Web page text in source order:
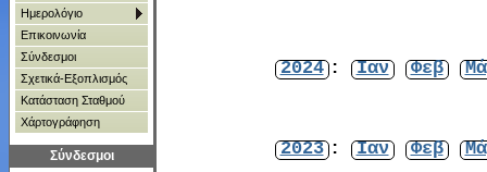
Ημερολόγιο
Επικοινωνία
Σύνδεσμοι
Σχετικά-Εξοπλισμός
Κατάσταση Σταθμού
Χάρτoγράφηση
Σύνδεσμοι
2024 : Ιαν Φεβ
2023 : Ιαν Φεβ